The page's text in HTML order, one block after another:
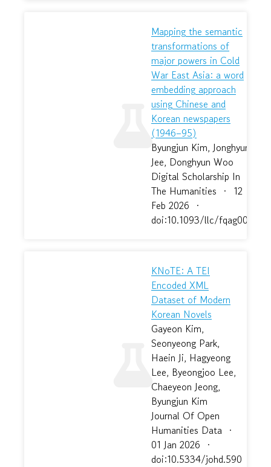
Mapping the semantic
transformations of
major powers in Cold
War East Asia: a word
embedding approach
using Chinese and
Korean newspapers
(1946–95)
Byungjun Kim, Jonghyun
Jee, Donghyun Woo
Digital Scholarship In
The Humanities · 12
Feb 2026 ·
doi:10.1093/llc/fqag003
KNoTE: A TEI
Encoded XML
Dataset of Modern
Korean Novels
Gayeon Kim,
Seonyeong Park,
Haein Ji, Hagyeong
Lee, Byeongjoo Lee,
Chaeyeon Jeong,
Byungjun Kim
Journal Of Open
Humanities Data ·
01 Jan 2026 ·
doi:10.5334/johd.590